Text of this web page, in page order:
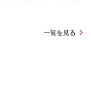
一覧を見る